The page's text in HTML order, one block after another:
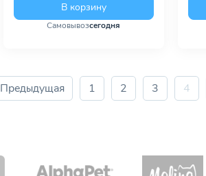
В корзину
Самовывозсегодня
Предыдущая 1 2 3 4